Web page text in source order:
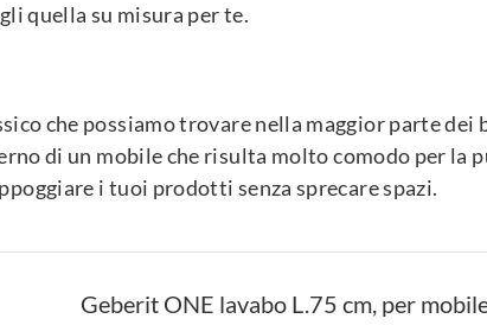
quella su misura per te.
che possiamo trovare nella maggior parte dei
di un mobile che risulta molto comodo per la
i tuoi prodotti senza sprecare spazi.
Geberit ONE lavabo L.75 cm, per